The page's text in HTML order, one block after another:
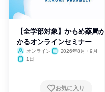
【全学部対象】かもめ薬局
かるオンラインセミナー
オンライン
2026年8月・9月
1日
お気に入り